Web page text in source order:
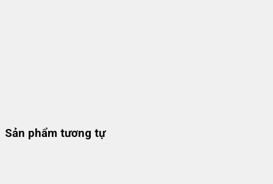
Sản phẩm tương tự